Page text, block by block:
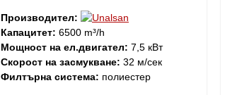
Производител:
Капацитет: 6500 m³/h
Мощност на ел.двигател: 7,5 кВт
Скорост на засмукване: 32 м/сек
Филтърна система: полиестер